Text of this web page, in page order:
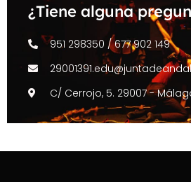
¿Tiene alguna
951 298350 / 677 902 149
C/ Cerrojo, 5. 29007 -